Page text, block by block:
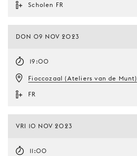
Scholen FR
DON 09 NOV 2023
19:00
Fioccozaal (Ateliers van de Munt)
FR
VRI 10 NOV 2023
11:00